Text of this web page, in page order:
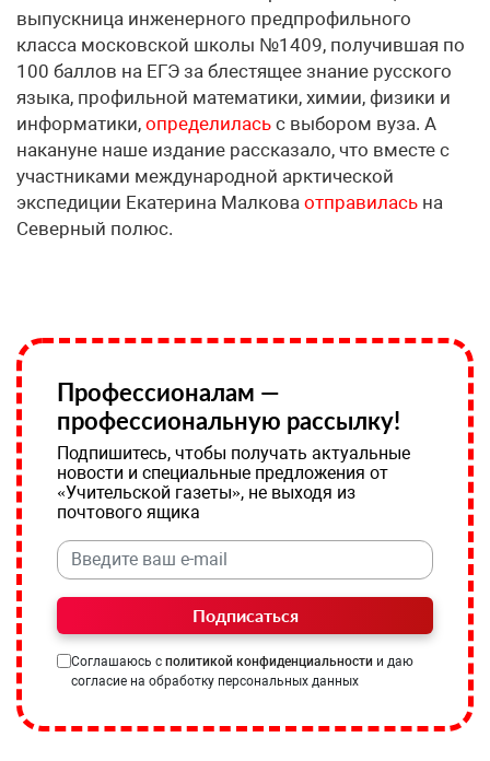
выпускница инженерного предпрофильного
класса московской школы №1409, получившая по
100 баллов на ЕГЭ за блестящее знание русского
языка, профильной математики, химии, физики и
информатики, определилась с выбором вуза. А
накануне наше издание рассказало, что вместе с
участниками международной арктической
экспедиции Екатерина Малкова отправилась на
Северный полюс.
Профессионалам —
профессиональную рассылку!
Подпишитесь, чтобы получать актуальные
новости и специальные предложения от
«Учительской газеты», не выходя из
почтового ящика
Подписаться
Соглашаюсь с политикой конфиденциальности и даю
согласие на обработку персональных данных